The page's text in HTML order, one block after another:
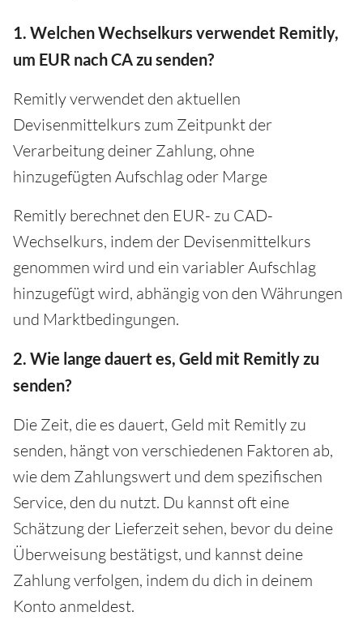
1. Welchen Wechselkurs verwendet Remitly,
um EUR nach CA zu senden?
Remitly verwendet den aktuellen
Devisenmittelkurs zum Zeitpunkt der
Verarbeitung deiner Zahlung, ohne
hinzugefügten Aufschlag oder Marge
Remitly berechnet den EUR- zu CAD-
Wechselkurs, indem der Devisenmittelkurs
genommen wird und ein variabler Aufschlag
hinzugefügt wird, abhängig von den Währungen
und Marktbedingungen.
2. Wie lange dauert es, Geld mit Remitly zu
senden?
Die Zeit, die es dauert, Geld mit Remitly zu
senden, hängt von verschiedenen Faktoren ab,
wie dem Zahlungswert und dem spezifischen
Service, den du nutzt. Du kannst oft eine
Schätzung der Lieferzeit sehen, bevor du deine
Überweisung bestätigst, und kannst deine
Zahlung verfolgen, indem du dich in deinem
Konto anmeldest.